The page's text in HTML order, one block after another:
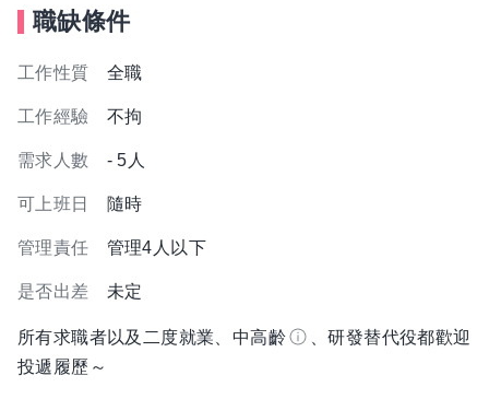
職缺條件
工作性質 全職
工作經驗 不拘
需求人數 - 5人
可上班日 隨時
管理責任 管理4人以下
是否出差 未定
所有求職者以及二度就業、中高齡
、研發替代役都歡迎
投遞履歷～